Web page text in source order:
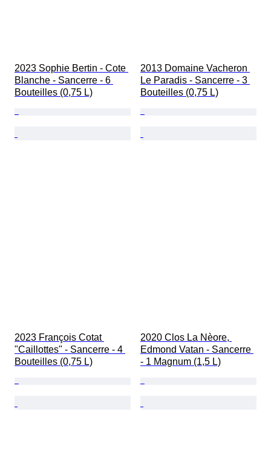
2023 Sophie Bertin - Cote
Blanche - Sancerre - 6
Bouteilles (0,75 L)
2013 Domaine Vacheron
Le Paradis - Sancerre - 3
Bouteilles (0,75 L)
2023 François Cotat
"Caillottes" - Sancerre - 4
Bouteilles (0,75 L)
2020 Clos La Nèore,
Edmond Vatan - Sancerre
- 1 Magnum (1,5 L)